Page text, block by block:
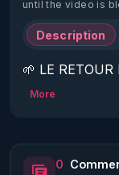
until the video is
Description
🌱 LE
2022)!
https://
More
0